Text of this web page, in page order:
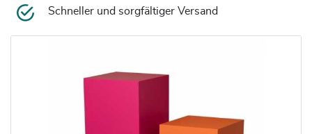
Schneller und sorgfältiger Versand